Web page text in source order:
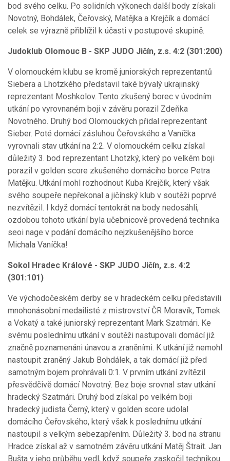
bod svého celku. Po solidních výkonech další body získali
Novotný, Bohdálek, Čeřovský, Matějka a Krejčík a domácí
celek se výrazně přiblížil k účasti v postupové skupině.
Judoklub Olomouc B - SKP JUDO Jičín, z.s. 4:2 (301:200)
V olomouckém klubu se kromě juniorských reprezentantů
Siebera a Lhotzkého představil také bývalý ukrajinský
reprezentant Moshkolov. Tento zkušený borec v úvodním
utkání po vyrovnaném boji v závěru porazil Zdeňka
Novotného. Druhý bod Olomouckých přidal reprezentant
Sieber. Poté domácí zásluhou Čeřovského a Vaníčka
vyrovnali stav utkání na 2:2. V olomouckém celku získal
důležitý 3. bod reprezentant Lhotzký, který po velkém boji
porazil v golden score zkušeného domácího borce Petra
Matějku. Utkání mohl rozhodnout Kuba Krejčík, který však
svého soupeře nepřekonal a jičínský klub v soutěži poprvé
nezvítězil. I když domácí tentokrát na body nedosáhli,
ozdobou tohoto utkání byla učebnicově provedená technika
seoi nage v podání domácího nejzkušenějšího borce
Michala Vaníčka!
Sokol Hradec Králové - SKP JUDO Jičín, z.s. 4:2
(301:101)
Ve východočeském derby se v hradeckém celku představili
mnohonásobní medailisté z mistrovství ČR Moravík, Tomek
a Vokatý a také juniorský reprezentant Mark Szatmári. Ke
svému poslednímu utkání v soutěži nastupovali domácí již
značně poznamenáni únavou a zraněními. K utkání již nemohl
nastoupit zraněný Jakub Bohdálek, a tak domácí již před
samotným bojem prohrávali 0:1. V prvním utkání zvítězil
přesvědčivě domácí Novotný. Bez boje srovnal stav utkání
hradecký Szatmári. Druhý bod získal po velkém boji
hradecký judista Černý, který v golden score udolal
domácího Čeřovského, který však k poslednímu utkání
nastoupil s velkým sebezapřením. Důležitý 3. bod na stranu
Hradce získal až v samotném závěru utkání Matěj Štrait. Jan
Bušta v jeho průběhu vedl, když soupeře zaskočil technikou